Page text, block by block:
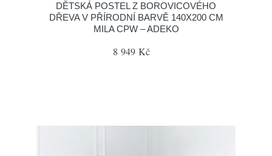
DĚTSKÁ POSTEL Z BOROVICOVÉHO
DŘEVA V PŘÍRODNÍ BARVĚ 140X200 CM
MILA CPW – ADEKO
8 949 Kč